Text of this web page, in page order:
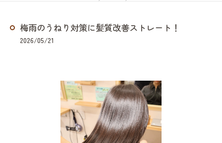
梅雨のうねり対策に髪質改善ストレート！
2026/05/21